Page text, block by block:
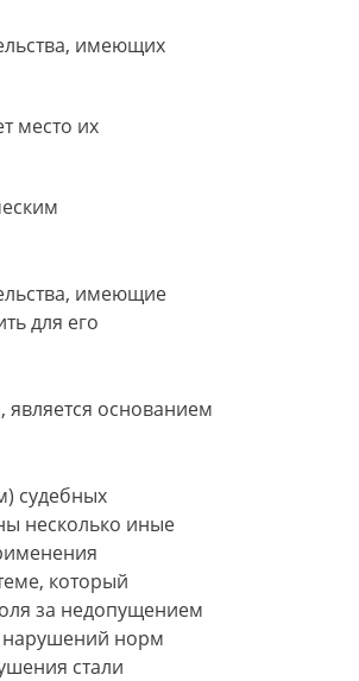
имеющих
место их
имеющие
для его
является основанием
судебных
несколько иные
который
за недопущением
нарушений норм
стали